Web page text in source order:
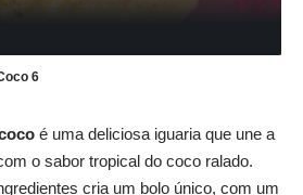
6
é uma deliciosa iguaria que une a
o sabor tropical do coco ralado.
cria um bolo único, com um